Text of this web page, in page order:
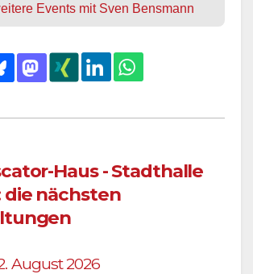
Events mit Sven Bensmann
Haus - Stadthalle
die nächsten
August 2026